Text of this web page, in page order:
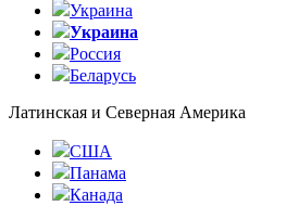
Украина
Украина
Россия
Беларусь
Латинская и Северная Америка
США
Панама
Канада